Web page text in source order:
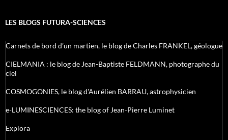
LES BLOGS FUTURA-SCIENCES
Carnets de bord d’un martien, le blog de Charles FRANKEL, géologue
CIELMANIA : le blog de Jean-Baptiste FELDMANN, photographe du
ciel
COSMOGONIES, le blog d'Aurélien BARRAU, astrophysicien
e-LUMINESCIENCES: the blog of Jean-Pierre Luminet
Explora